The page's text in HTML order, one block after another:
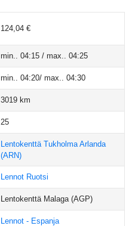
124,04 €
min.. 04:15 / max.. 04:25
min.. 04:20/ max.. 04:30
3019 km
25
Lentokenttä Tukholma Arlanda
(ARN)
Lennot Ruotsi
Lentokenttä Malaga(AGP)
Lennot - Espanja